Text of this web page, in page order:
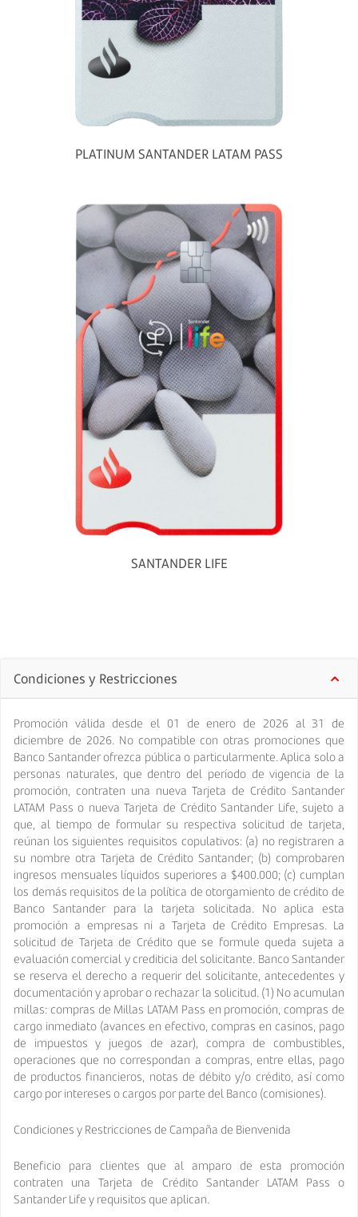
PLATINUM SANTANDER LATAM PASS
SANTANDER LIFE
Condiciones y Restricciones
Promoción válida desde el 01 de enero de 2026 al 31 de
diciembre de 2026. No compatible con otras promociones que
Banco Santander ofrezca pública o particularmente. Aplica solo a
personas naturales, que dentro del período de vigencia de la
promoción, contraten una nueva Tarjeta de Crédito Santander
LATAM Pass o nueva Tarjeta de Crédito Santander Life, sujeto a
que, al tiempo de formular su respectiva solicitud de tarjeta,
reúnan los siguientes requisitos copulativos: (a) no registraren a
su nombre otra Tarjeta de Crédito Santander; (b) comprobaren
ingresos mensuales líquidos superiores a $400.000; (c) cumplan
los demás requisitos de la política de otorgamiento de crédito de
Banco Santander para la tarjeta solicitada. No aplica esta
promoción a empresas ni a Tarjeta de Crédito Empresas. La
solicitud de Tarjeta de Crédito que se formule queda sujeta a
evaluación comercial y crediticia del solicitante. Banco Santander
se reserva el derecho a requerir del solicitante, antecedentes y
documentación y aprobar o rechazar la solicitud. (1) No acumulan
millas: compras de Millas LATAM Pass en promoción, compras de
cargo inmediato (avances en efectivo, compras en casinos, pago
de impuestos y juegos de azar), compra de combustibles,
operaciones que no correspondan a compras, entre ellas, pago
de productos financieros, notas de débito y/o crédito, así como
cargo por intereses o cargos por parte del Banco (comisiones).
Condiciones y Restricciones de Campaña de Bienvenida
Beneficio para clientes que al amparo de esta promoción
contraten una Tarjeta de Crédito Santander LATAM Pass o
Santander Life y requisitos que aplican.